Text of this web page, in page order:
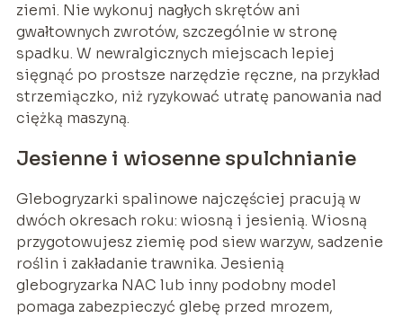
ziemi. Nie wykonuj nagłych skrętów ani
gwałtownych zwrotów, szczególnie w stronę
spadku. W newralgicznych miejscach lepiej
sięgnąć po prostsze narzędzie ręczne, na przykład
strzemiączko, niż ryzykować utratę panowania nad
ciężką maszyną.
Jesienne i wiosenne spulchnianie
Glebogryzarki spalinowe najczęściej pracują w
dwóch okresach roku: wiosną i jesienią. Wiosną
przygotowujesz ziemię pod siew warzyw, sadzenie
roślin i zakładanie trawnika. Jesienią
glebogryzarka NAC lub inny podobny model
pomaga zabezpieczyć glebę przed mrozem,